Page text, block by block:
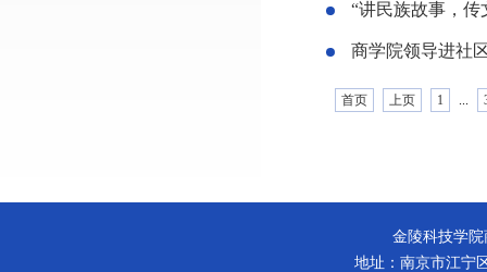
“讲民族故事，
商学院领导进社
首页 上页 1 ...
金陵科技学院
地址：南京市江宁